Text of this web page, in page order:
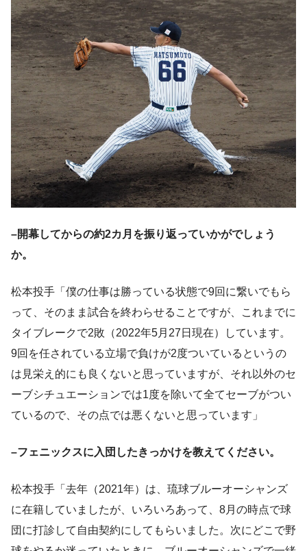
–開幕してからの約2カ月を振り返っていかがでしょう
か。
松本投手「僕の仕事は勝っている状態で9回に繋いでもら
って、そのまま試合を終わらせることですが、これまでに
タイブレークで2敗（2022年5月27日現在）しています。
9回を任されている立場で負けが2度ついているというの
は見栄え的にも良くないと思っていますが、それ以外のセ
ーブシチュエーションでは1度を除いて全てセーブがつい
ているので、その点では悪くないと思っています」
–フェニックスに入団したきっかけを教えてください。
松本投手「去年（2021年）は、琉球ブルーオーシャンズ
に在籍していましたが、いろいろあって、8月の時点で球
団に打診して自由契約にしてもらいました。次にどこで野